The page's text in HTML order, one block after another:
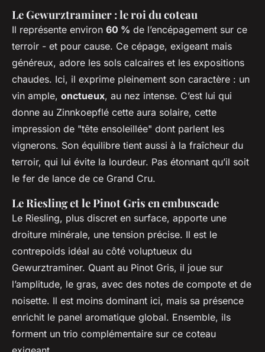
Le Gewurztraminer : le roi du coteau
Il représente environ 60 % de l’encépagement sur ce
terroir - et pour cause. Ce cépage, exigeant mais
généreux, adore les sols calcaires et les expositions
chaudes. Ici, il exprime pleinement son caractère : un
vin ample, onctueux, au nez intense. C’est lui qui
donne au Zinnkoepflé cette aura solaire, cette
impression de "tête ensoleillée" dont parlent les
vignerons. Son équilibre tient aussi à la fraîcheur du
terroir, qui lui évite la lourdeur. Pas étonnant qu’il soit
le fer de lance de ce Grand Cru.
Le Riesling et le Pinot Gris en embuscade
Le Riesling, plus discret en surface, apporte une
droiture minérale, une tension précise. Il est le
contrepoids idéal au côté voluptueux du
Gewurztraminer. Quant au Pinot Gris, il joue sur
l’amplitude, le gras, avec des notes de compote et de
noisette. Il est moins dominant ici, mais sa présence
enrichit le panel aromatique global. Ensemble, ils
forment un trio complémentaire sur ce coteau